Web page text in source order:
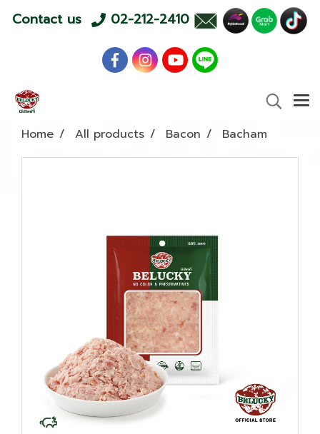
Contact us 02-212-2410
Home All products Bacon Bacham